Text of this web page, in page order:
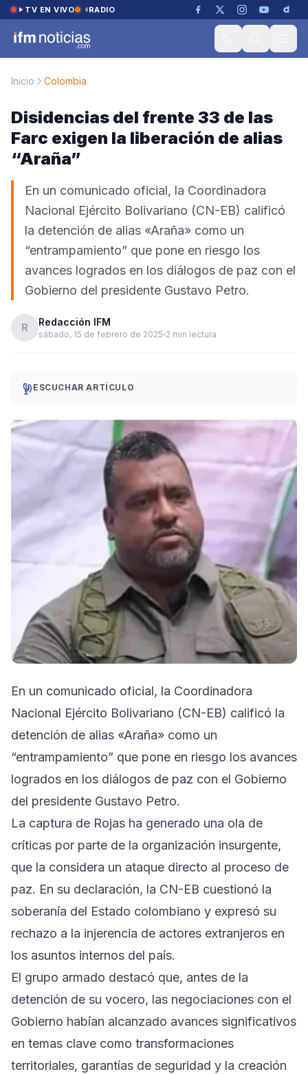
Saltar al contenido
TV EN VIVO RADIO
Inicio Colombia
Disidencias del frente 33 de las
Farc exigen la liberación de alias
“Araña”
En un comunicado oficial, la Coordinadora
Nacional Ejército Bolivariano (CN-EB) calificó
la detención de alias «Araña» como un
“entrampamiento” que pone en riesgo los
avances logrados en los diálogos de paz con el
Gobierno del presidente Gustavo Petro.
R Redacción IFM
sábado, 15 de febrero de 2025 2 min lectura
ESCUCHAR ARTÍCULO
En un comunicado oficial, la Coordinadora
Nacional Ejército Bolivariano (CN-EB) calificó la
detención de alias «Araña» como un
“entrampamiento” que pone en riesgo los avances
logrados en los diálogos de paz con el Gobierno
del presidente Gustavo Petro.
La captura de Rojas ha generado una ola de
críticas por parte de la organización insurgente,
que la considera un ataque directo al proceso de
paz. En su declaración, la CN-EB cuestionó la
soberanía del Estado colombiano y expresó su
rechazo a la injerencia de actores extranjeros en
los asuntos internos del país.
El grupo armado destacó que, antes de la
detención de su vocero, las negociaciones con el
Gobierno habían alcanzado avances significativos
en temas clave como transformaciones
territoriales, garantías de seguridad y la creación